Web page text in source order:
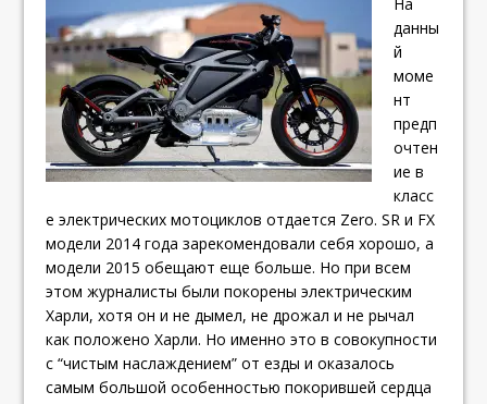
данны
й
моме
нт
предп
очтен
ие в
класс
е электрических мотоциклов отдается Zero. SR и FX
модели 2014 года зарекомендовали себя хорошо, а
модели 2015 обещают еще больше. Но при всем
этом журналисты были покорены электрическим
Харли, хотя он и не дымел, не дрожал и не рычал
как положено Харли. Но именно это в совокупности
с “чистым наслаждением” от езды и оказалось
самым большой особенностью покорившей сердца